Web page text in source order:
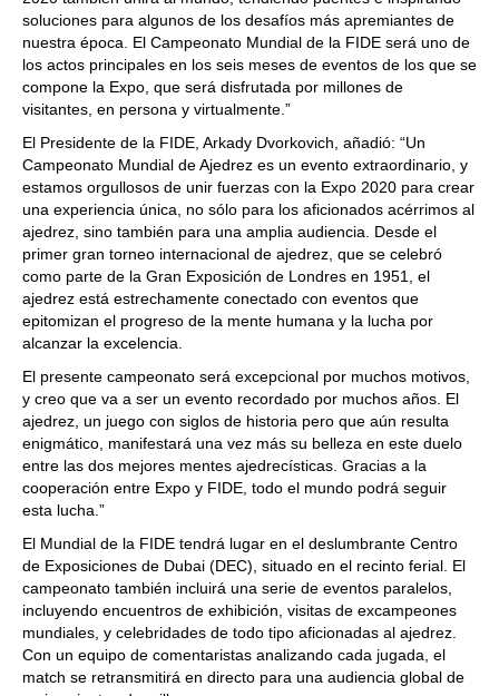
soluciones para algunos de los desafíos más apremiantes de
nuestra época. El Campeonato Mundial de la FIDE será uno de
los actos principales en los seis meses de eventos de los que se
compone la Expo, que será disfrutada por millones de
visitantes, en persona y virtualmente.”
El Presidente de la FIDE, Arkady Dvorkovich, añadió: “Un
Campeonato Mundial de Ajedrez es un evento extraordinario, y
estamos orgullosos de unir fuerzas con la Expo 2020 para crear
una experiencia única, no sólo para los aficionados acérrimos al
ajedrez, sino también para una amplia audiencia. Desde el
primer gran torneo internacional de ajedrez, que se celebró
como parte de la Gran Exposición de Londres en 1951, el
ajedrez está estrechamente conectado con eventos que
epitomizan el progreso de la mente humana y la lucha por
alcanzar la excelencia.
El presente campeonato será excepcional por muchos motivos,
y creo que va a ser un evento recordado por muchos años. El
ajedrez, un juego con siglos de historia pero que aún resulta
enigmático, manifestará una vez más su belleza en este duelo
entre las dos mejores mentes ajedrecísticas. Gracias a la
cooperación entre Expo y FIDE, todo el mundo podrá seguir
esta lucha.”
El Mundial de la FIDE tendrá lugar en el deslumbrante Centro
de Exposiciones de Dubai (DEC), situado en el recinto ferial. El
campeonato también incluirá una serie de eventos paralelos,
incluyendo encuentros de exhibición, visitas de excampeones
mundiales, y celebridades de todo tipo aficionadas al ajedrez.
Con un equipo de comentaristas analizando cada jugada, el
match se retransmitirá en directo para una audiencia global de